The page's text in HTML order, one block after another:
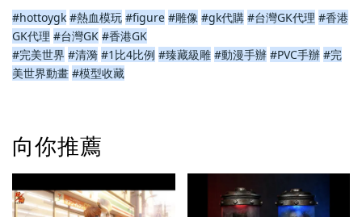
#hottoygk #熱血模玩 #figure #雕像 #gk代購 #台灣GK代理 #香港
GK代理 #台灣GK #香港GK
#完美世界 #清漪 #1比4比例 #臻藏級雕 #動漫手辦 #PVC手辦 #完
美世界動畫 #模型收藏
向你推薦